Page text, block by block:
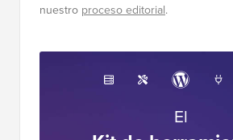
nuestro proceso editorial.
El